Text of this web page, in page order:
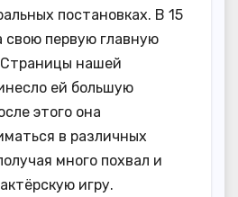
постановках. В 15
свою первую главную
нашей
ей большую
этого она
в различных
много похвал и
игру.